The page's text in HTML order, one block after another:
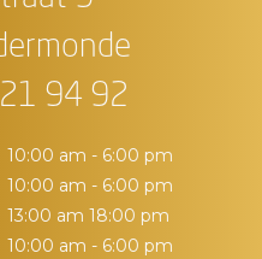
94 92
10:00 am - 6:00 pm
10:00 am - 6:00 pm
13:00 am 18:00 pm
10:00 am - 6:00 pm